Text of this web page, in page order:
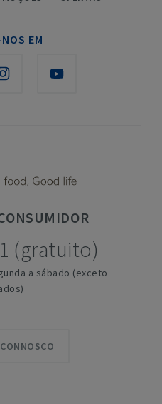
EM
(gratuito)
a sábado (exceto